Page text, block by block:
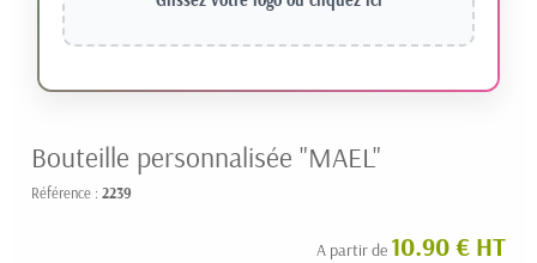
Bouteille personnalisée "MAEL"
Référence : 2239
A partir de 10.90 € HT